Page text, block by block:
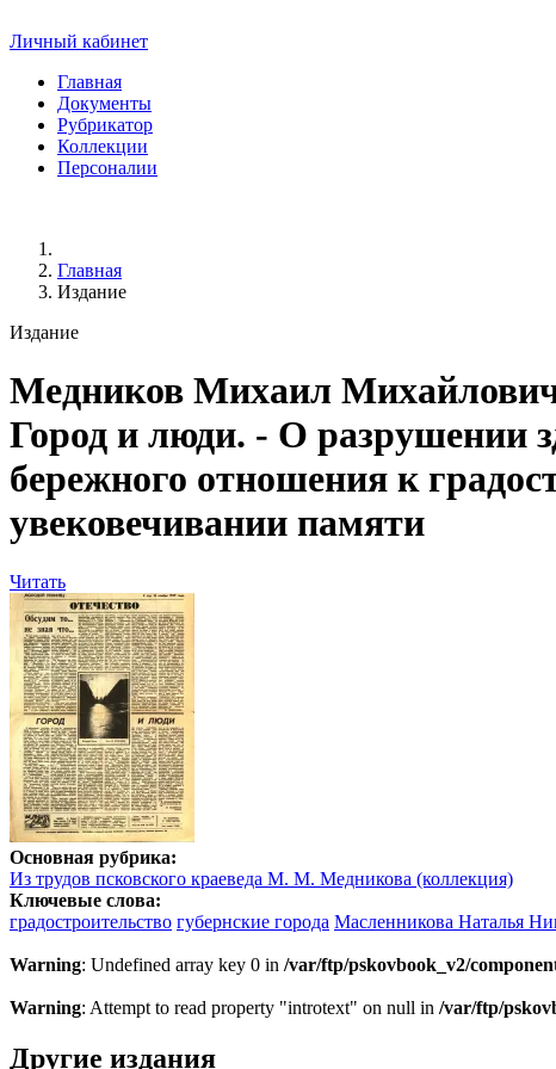
Личный кабинет
Главная
Документы
Рубрикатор
Коллекции
Персоналии
Главная
Издание
Издание
Медников Михаил
Город и люди. - О разрушении
бережного отношения к
увековечивании памяти
Читать
Основная рубрика:
Из трудов псковского краеведа М. М. Медникова (коллекция)
Ключевые слова:
градостроительство губернские города Масленникова Наталья
Warning: Undefined array key 0 in /var/ftp/pskovbook_v2/
Warning: Attempt to read property "introtext" on null in /var/ftp/
Другие издания